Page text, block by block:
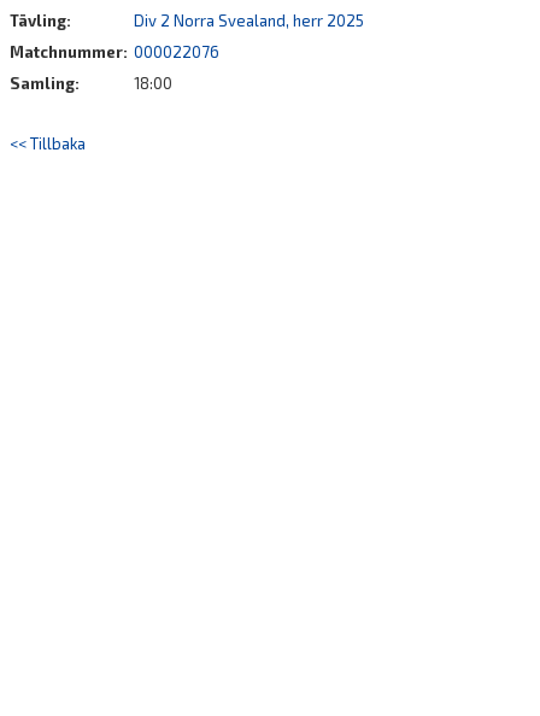
BILDGALLERI
Tävling:
Div 2 Norra Svealand, herr 2025
Matchnummer: 000022076
Samling:
18:00
<< Tillbaka